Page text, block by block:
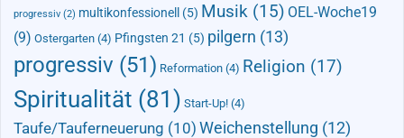
progressiv (2) multikonfessionell (5) Musik (15) OEL-Woche19
(9) Ostergarten (4) Pfingsten 21 (5) pilgern (13)
progressiv (51) Reformation (4) Religion (17)
Spiritualität (81) Start-Up! (4)
Taufe/Tauferneuerung (10) Weichenstellung (12)